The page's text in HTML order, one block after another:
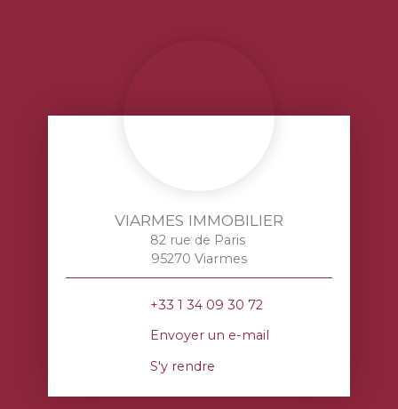
VIARMES IMMOBILIER
82 rue de Paris
95270 Viarmes
+33 1 34 09 30 72
Envoyer un e-mail
S'y rendre